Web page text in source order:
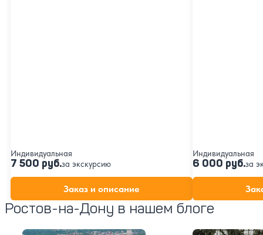
Индивидуальная
7 500 руб.за экскурсию
Заказ и описание
Индивидуальная
6 000 руб.за
Ростов-на-Дону в нашем блоге